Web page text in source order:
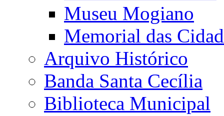
Museu Mogiano
Memorial das
Arquivo Histórico
Banda Santa Cecília
Biblioteca Municipal